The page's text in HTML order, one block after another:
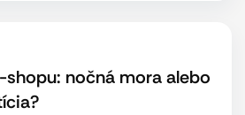
shopu: nočná mora alebo